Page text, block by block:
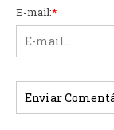
E-mail:*